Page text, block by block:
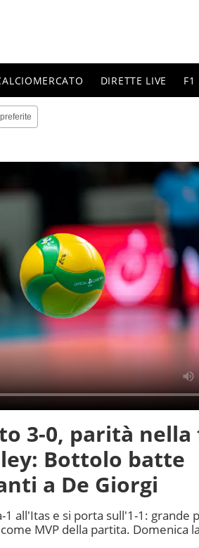
DIRETTE LIVE F1
3-0, parità
Bottolo batte
a De Giorgi
1 all'Itas e si porta sull'1-1: grande
MVP della partita. Domenica